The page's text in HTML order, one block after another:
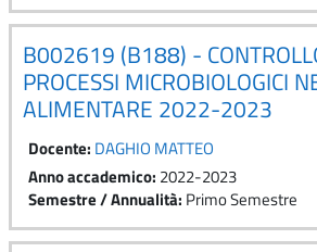
B002619 (B188) -
PROCESSI MICROBIOLOGICI
ALIMENTARE 2022-2023
Docente: DAGHIO MATTEO
Anno accademico: 2022-2023
Semestre / Annualità: Primo Semestre